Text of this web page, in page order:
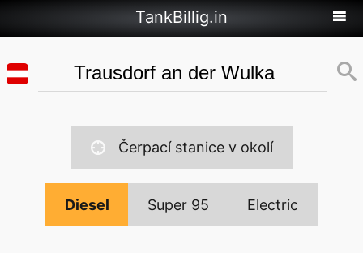
TankBillig.in
Čerpací stanice v okolí
Diesel Super 95 Electric